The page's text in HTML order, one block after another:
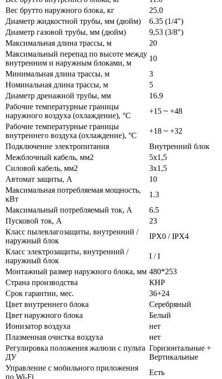
Вес брутто наружного блока, кг
25.0
Диаметр жидкостной трубы, мм (дюйм)
6.35 (1/4")
Диаметр газовой трубы, мм (дюйм)
9,53 (3/8")
Максимальная длина трассы, м
20
Максимальный перепад по высоте между
внутренним и наружным блоками, м
10
Минимальная длина трассы, м
3
Номинальная длина трассы, м
5
Диаметр дренажной трубы, мм
16.9
Рабочие температурные границы
наружного воздуха (охлаждение), °C
+15 ~ +48
Рабочие температурные границы
внутреннего воздуха (охлаждение), °C
+18 ~ +32
Подключение электропитания
Внутренний блок
Межблочный кабель, мм2
5x1,5
Силовой кабель, мм2
3x1,5
Автомат защиты, А
10
Максимальная потребляемая мощность,
кВт
1.3
Максимальный потребляемый ток, А
6.5
Пусковой ток, А
23
Класс пылевлагозащиты, внутренний /
наружный блок
IPX0 / IPX4
Класс электрозащиты, внутренний /
наружный блок
I / I
Монтажный размер наружного блока, мм 480*253
Страна производства
КНР
Срок гарантии, мес.
36+24
Цвет внутреннего блока
Серебряный
Цвет наружного блока
Белый
Ионизатор воздуха
нет
Плазменная очистка воздуха
нет
Регулировка положения жалюзи с пульта
ДУ
Горизонтальные +
Вертикальные
Управление c мобильного приложения
по Wi-Fi
Есть